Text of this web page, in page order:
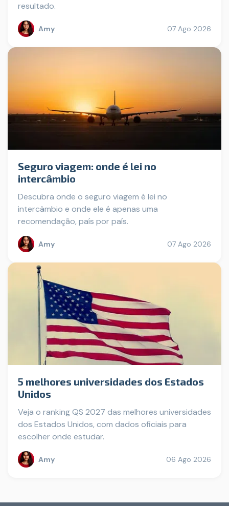
resultado.
Amy 07 Ago 2026
Seguro viagem: onde é lei no
intercâmbio
Descubra onde o seguro viagem é lei no
intercâmbio e onde ele é apenas uma
recomendação, país por país.
Amy 07 Ago 2026
5 melhores universidades dos Estados
Unidos
Veja o ranking QS 2027 das melhores universidades
dos Estados Unidos, com dados oficiais para
escolher onde estudar.
Amy 06 Ago 2026